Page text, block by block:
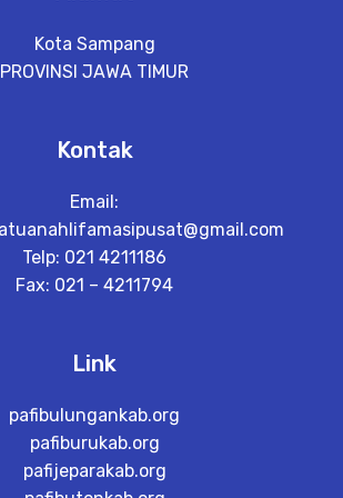
Kota Sampang
PROVINSI JAWA TIMUR
Kontak
Email:
Telp: 021 4211186
Fax: 021 – 4211794
Link
pafibulungankab.org
pafiburukab.org
pafijeparakab.org